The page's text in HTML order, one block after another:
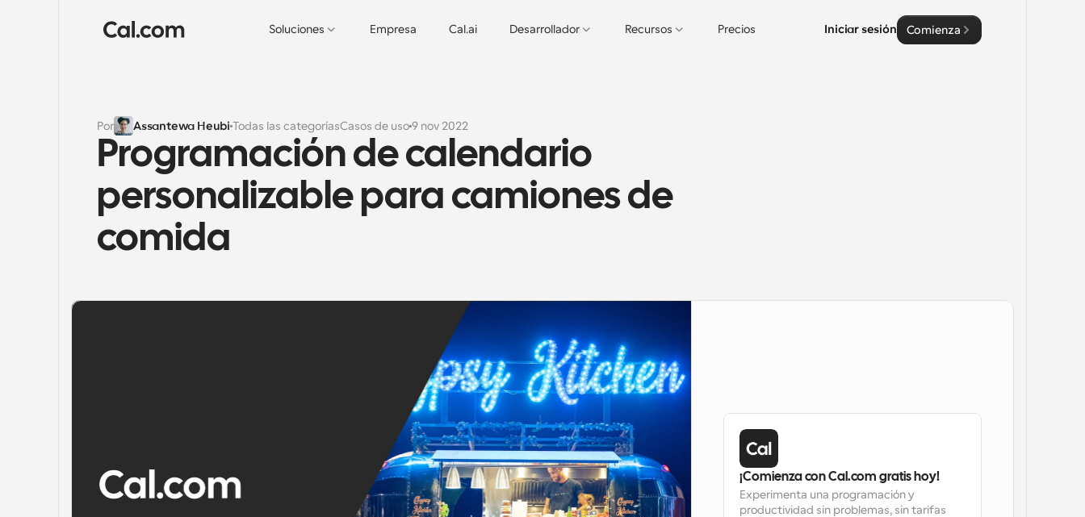
Soluciones Empresa Cal.ai Desarrollador Recursos Precios Iniciar sesión Comienza
Por Assantewa Heubi Todas las categoríasCasos de uso9 nov 2022
Programación de calendario
personalizable para camiones de
comida
¡Comienza con Cal.com gratis hoy!
Experimenta una programación y
productividad sin problemas, sin tarifas